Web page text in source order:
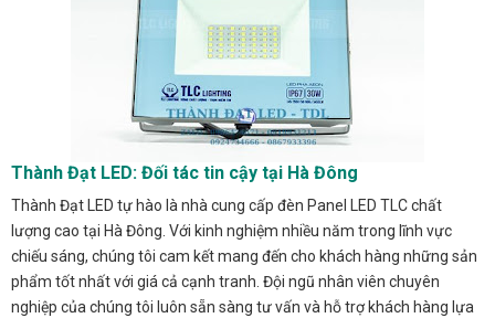
Thành Đạt LED: Đối tác tin cậy tại Hà Đông
Thành Đạt LED tự hào là nhà cung cấp đèn Panel LED TLC chất
lượng cao tại Hà Đông. Với kinh nghiệm nhiều năm trong lĩnh vực
chiếu sáng, chúng tôi cam kết mang đến cho khách hàng những sản
phẩm tốt nhất với giá cả cạnh tranh. Đội ngũ nhân viên chuyên
nghiệp của chúng tôi luôn sẵn sàng tư vấn và hỗ trợ khách hàng lựa